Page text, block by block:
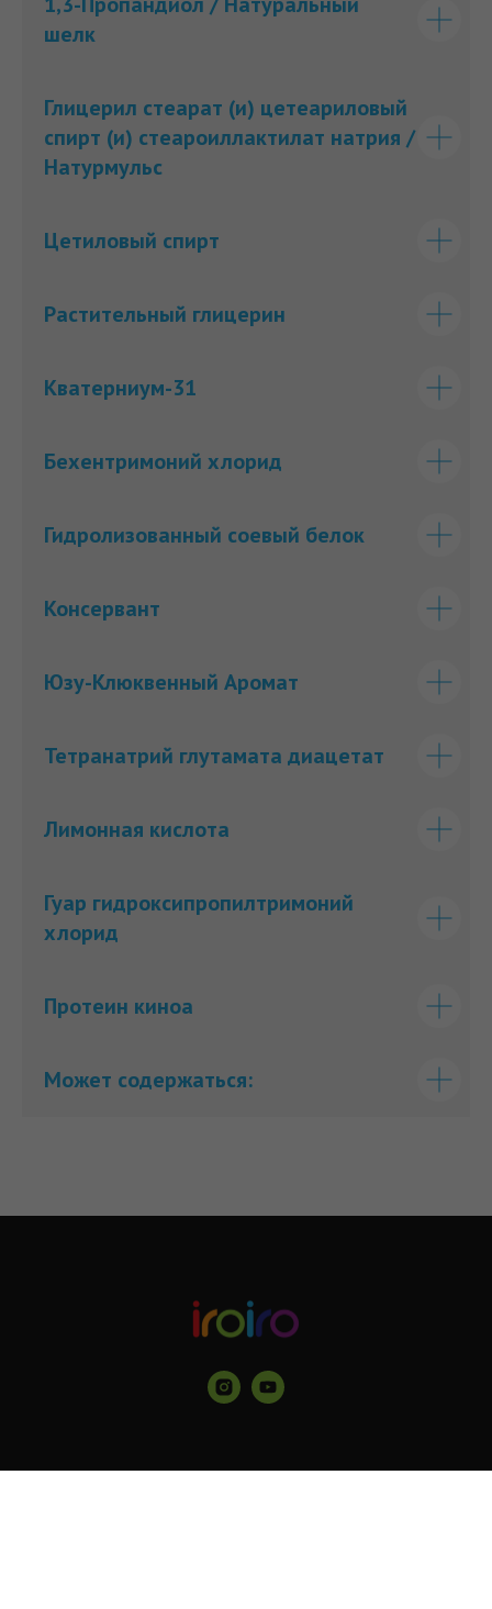
шелк
Глицерил стеарат (и) цетеариловый
спирт (и) стеароиллактилат натрия /
Натурмульс
Цетиловый спирт
Растительный глицерин
Кватерниум-31
Бехентримоний хлорид
Гидролизованный соевый белок
Консервант
Юзу-Клюквенный Аромат
Тетранатрий глутамата диацетат
Лимонная кислота
Гуар гидроксипропилтримоний
хлорид
Протеин киноа
Может содержаться: